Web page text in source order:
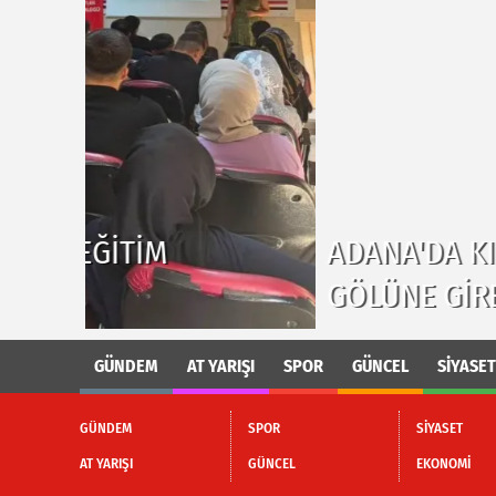
ADANA'DA KIZININ TERLIĞINI
GÖLÜNE GIREN KIŞI
GÜNDEM AT YARIŞI SPOR GÜNCEL SİYASET
GÜNDEM
AT YARIŞI
SPOR
GÜNCEL
SİYASET
EKONOMİ